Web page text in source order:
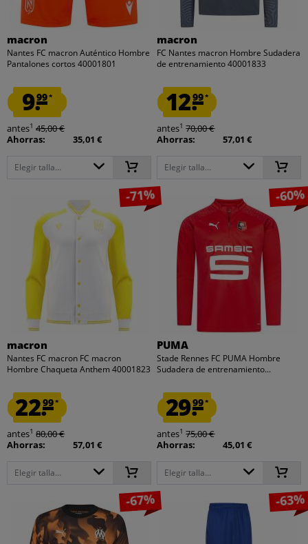
macron
Nantes FC macron Auténtico Hombre
Pantalones cortos 40001801
9.99*
antes1 45,00 €
Ahorras:
35,01 €
Elegir talla...
macron
FC Nantes macron Hombre Sudadera
de entrenamiento 40001833
12.99*
antes1 70,00 €
Ahorras:
57,01 €
Elegir talla...
-71%
macron
Nantes FC macron FC macron
Hombre Chaqueta Anthem 40001823
22.99*
antes1 80,00 €
Ahorras:
57,01 €
Elegir talla...
-60%
PUMA
Stade Rennes FC PUMA Hombre
Sudadera de entrenamiento...
29.99*
antes1 75,00 €
Ahorras:
45,01 €
Elegir talla...
-67% -63%